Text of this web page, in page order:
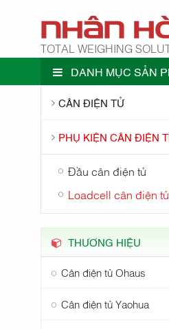
TOTAL WEIGHING
DANH MỤC SẢN
CÂN ĐIỆN TỬ
PHỤ KIỆN CÂN ĐIỆN
Đầu cân điện tử
Loadcell cân điện tử
THƯƠNG HIỆU
Cân điện tử Ohaus
Cân điện tử Yaohua